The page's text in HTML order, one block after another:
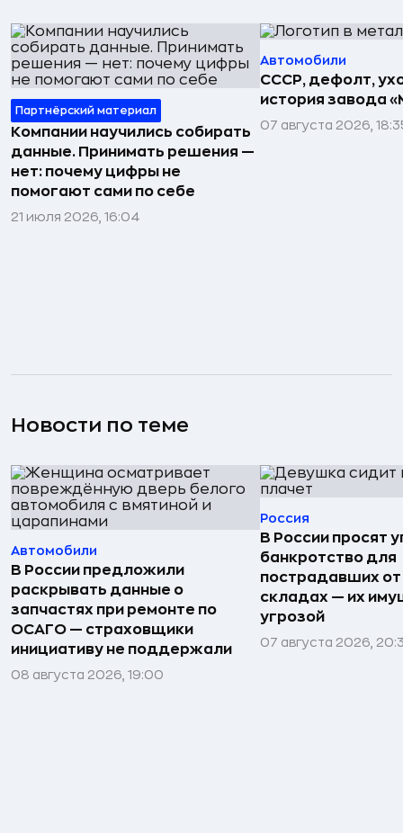
Партнёрский материал
Компании научились собирать
данные. Принимать решения —
нет: почему цифры не
помогают сами по себе
21 июля 2026, 16:04
Автомобили
СССР, дефолт,
история завода
07 августа 2026,
Новости по теме
Автомобили
В России предложили
раскрывать данные о
запчастях при ремонте по
ОСАГО — страховщики
инициативу не поддержали
08 августа 2026, 19:00
Россия
В России просят
банкротство для
пострадавших
складах — их
угрозой
07 августа 2026,